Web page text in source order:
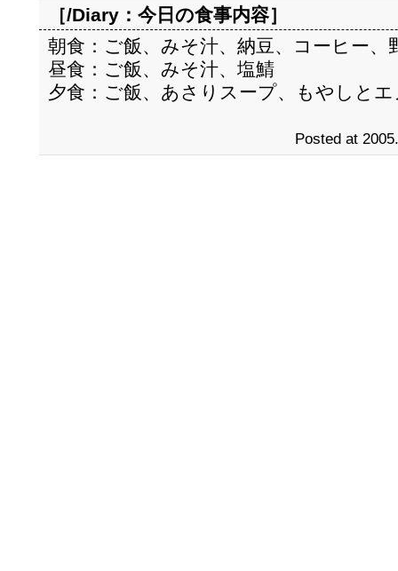
［/Diary： 今日の食事内容］
朝食：ご飯、みそ汁、納豆、コーヒー、
昼食：ご飯、みそ汁、塩鯖
夕食：ご飯、あさりスープ、もやしと
Posted at